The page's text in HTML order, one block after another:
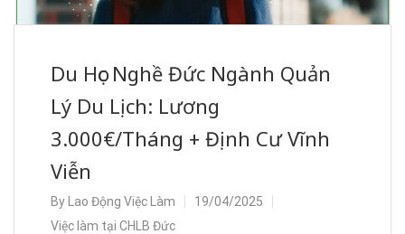
Du Học Nghề Đức Ngành Quản
Lý Du Lịch: Lương
3.000€/Tháng + Định Cư Vĩnh
Viễn
By Lao Động Việc Làm
19/04/2025
Việc làm tại CHLB Đức